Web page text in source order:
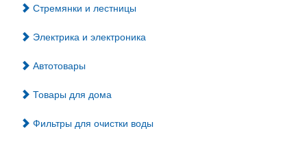
Стремянки и лестницы
Электрика и электроника
Автотовары
Товары для дома
Фильтры для очистки воды